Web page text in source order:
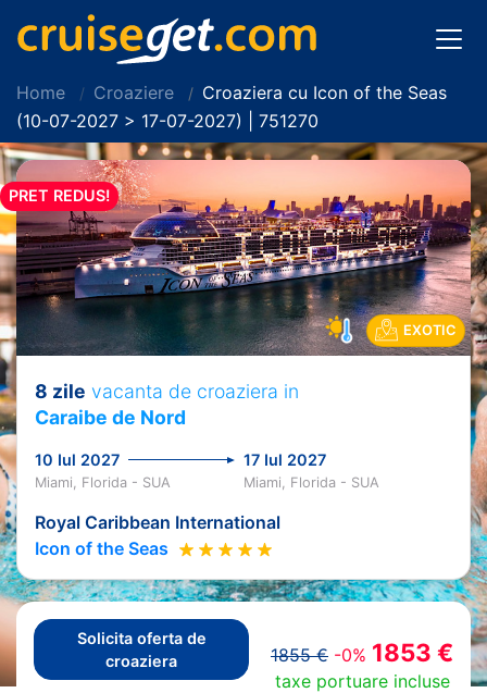
Home Croaziere
Croaziera cu Icon of the Seas
(10-07-2027 > 17-07-2027) | 751270
PRET REDUS!
EXOTIC
8 zile vacanta de croaziera in
Caraibe de Nord
10 Iul 2027 17 Iul 2027
Miami, Florida - SUA Miami, Florida - SUA
Royal Caribbean International
Icon of the Seas
Solicita oferta de
croaziera
1855 € -0% 1853 €
taxe portuare incluse